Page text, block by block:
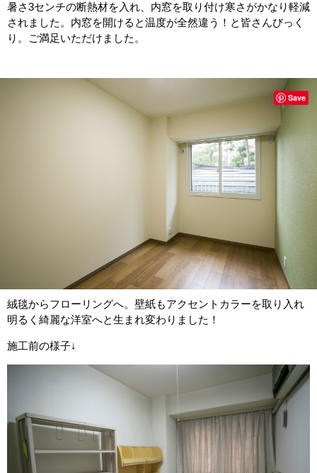
暑さ3センチの断熱材を入れ、内窓を取り付け寒さがかなり軽減
されました。内窓を開けると温度が全然違う！と皆さんびっく
り。ご満足いただけました。
絨毯からフローリングへ。壁紙もアクセントカラーを取り入れ
明るく綺麗な洋室へと生まれ変わりました！
施工前の様子↓
Save